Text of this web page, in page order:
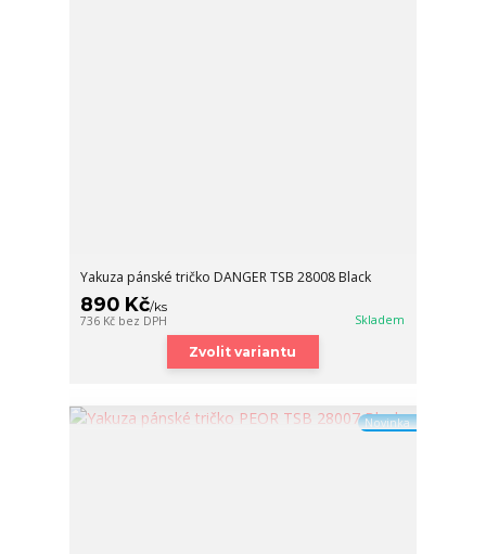
Yakuza pánské tričko DANGER TSB 28008 Black
890 Kč/ks
736 Kč bez DPH Skladem
Zvolit variantu
Novinka